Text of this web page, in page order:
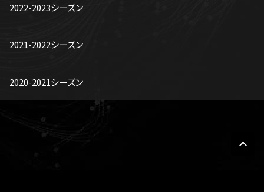
2022-2023シーズン
2021-2022シーズン
2020-2021シーズン